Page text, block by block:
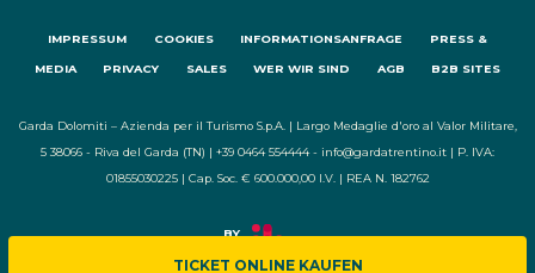
TICKET ONLINE KAUFEN
IMPRESSUM COOKIES INFORMATIONSANFRAGE PRESS &
MEDIA PRIVACY SALES WER WIR SIND AGB B2B SITES
Garda Dolomiti – Azienda per il Turismo S.p.A. | Largo Medaglie d'oro al Valor Militare,
5 38066 - Riva del Garda (TN) | +39 0464 554444 - info@gardatrentino.it | P. IVA:
01855030225 | Cap. Soc. € 600.000,00 I.V. | REA N. 182762